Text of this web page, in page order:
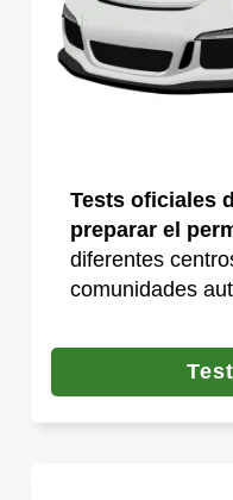
Tests oficiales
preparar el
diferentes
comunidades